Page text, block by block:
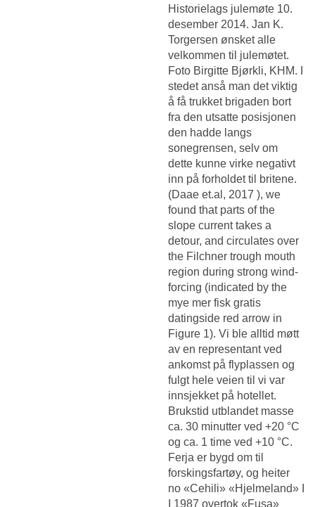
Historielags julemøte 10.
desember 2014. Jan K.
Torgersen ønsket alle
velkommen til julemøtet.
Foto Birgitte Bjørkli, KHM. I
stedet anså man det viktig
å få trukket brigaden bort
fra den utsatte posisjonen
den hadde langs
sonegrensen, selv om
dette kunne virke negativt
inn på forholdet til britene.
(Daae et.al, 2017 ), we
found that parts of the
slope current takes a
detour, and circulates over
the Filchner trough mouth
region during strong wind-
forcing (indicated by the
mye mer fisk gratis
datingside red arrow in
Figure 1). Vi ble alltid møtt
av en representant ved
ankomst på flyplassen og
fulgt hele veien til vi var
innsjekket på hotellet.
Brukstid utblandet masse
ca. 30 minutter ved +20 °C
og ca. 1 time ved +10 °C.
Ferja er bygd om til
forskingsfartøy, og heiter
no «Cehili» «Hjelmeland» I
I 1987 overtok «Fusa»